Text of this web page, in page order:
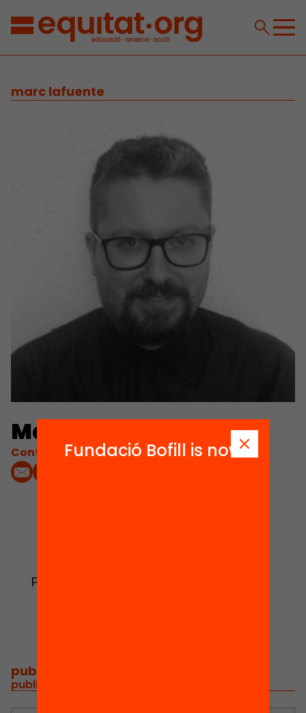
marc lafuente
Marc Lafuente
Contacta'm:
Publications and
publications and videos
publicacions i vídeos relacionats
Fundació Bofill is now